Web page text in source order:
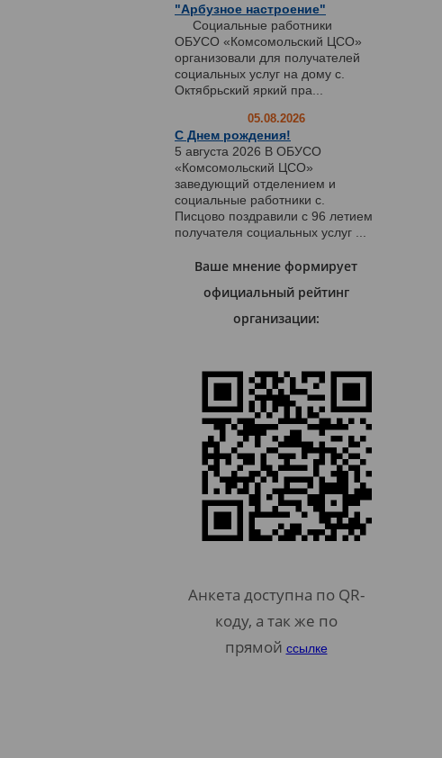
"Арбузное настроение"
Социальные работники
ОБУСО «Комсомольский ЦСО»
организовали для получателей
социальных услуг на дому с.
Октябрьский яркий пра...
05.08.2026
С Днем рождения!
5 августа 2026 В ОБУСО
«Комсомольский ЦСО»
заведующий отделением и
социальные работники с.
Писцово поздравили с 96 летием
получателя социальных услуг ...
Ваше мнение формирует
официальный рейтинг
организации:
Анкета доступна по QR-
коду, а так же по
прямой ссылке